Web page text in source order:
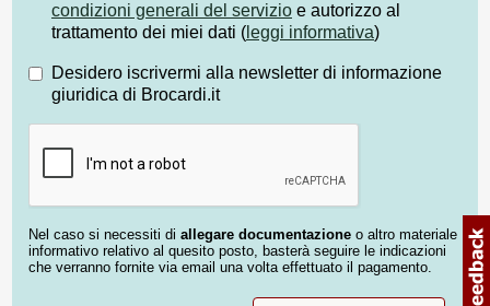
condizioni generali del servizio e autorizzo al
trattamento dei miei dati ( leggi informativa)
Desidero iscrivermi alla newsletter di informazione
giuridica di Brocardi.it
Nel caso si necessiti di allegare documentazione o altro materiale
informativo relativo al quesito posto, basterà seguire le indicazioni
che verranno fornite via email una volta effettuato il pagamento.